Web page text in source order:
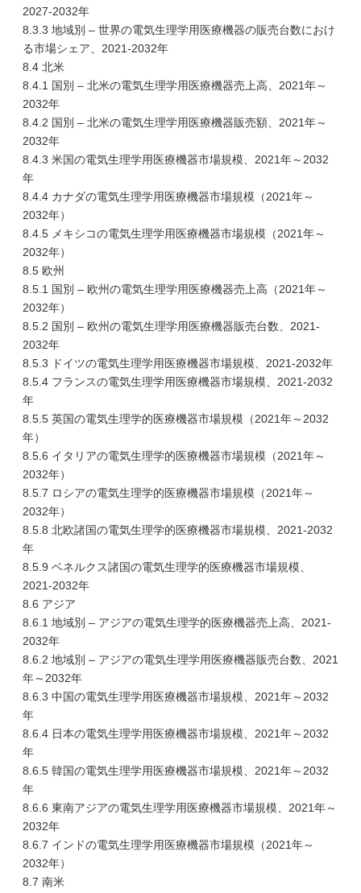
2027-2032年
8.3.3 地域別 – 世界の電気生理学用医療機器の販売台数におけ
る市場シェア、2021-2032年
8.4 北米
8.4.1 国別 – 北米の電気生理学用医療機器売上高、2021年～
2032年
8.4.2 国別 – 北米の電気生理学用医療機器販売額、2021年～
2032年
8.4.3 米国の電気生理学用医療機器市場規模、2021年～2032
年
8.4.4 カナダの電気生理学用医療機器市場規模（2021年～
2032年）
8.4.5 メキシコの電気生理学用医療機器市場規模（2021年～
2032年）
8.5 欧州
8.5.1 国別 – 欧州の電気生理学用医療機器売上高（2021年～
2032年）
8.5.2 国別 – 欧州の電気生理学用医療機器販売台数、2021-
2032年
8.5.3 ドイツの電気生理学用医療機器市場規模、2021-2032年
8.5.4 フランスの電気生理学用医療機器市場規模、2021-2032
年
8.5.5 英国の電気生理学的医療機器市場規模（2021年～2032
年）
8.5.6 イタリアの電気生理学的医療機器市場規模（2021年～
2032年）
8.5.7 ロシアの電気生理学的医療機器市場規模（2021年～
2032年）
8.5.8 北欧諸国の電気生理学的医療機器市場規模、2021-2032
年
8.5.9 ベネルクス諸国の電気生理学的医療機器市場規模、
2021-2032年
8.6 アジア
8.6.1 地域別 – アジアの電気生理学的医療機器売上高、2021-
2032年
8.6.2 地域別 – アジアの電気生理学用医療機器販売台数、2021
年～2032年
8.6.3 中国の電気生理学用医療機器市場規模、2021年～2032
年
8.6.4 日本の電気生理学用医療機器市場規模、2021年～2032
年
8.6.5 韓国の電気生理学用医療機器市場規模、2021年～2032
年
8.6.6 東南アジアの電気生理学用医療機器市場規模、2021年～
2032年
8.6.7 インドの電気生理学用医療機器市場規模（2021年～
2032年）
8.7 南米